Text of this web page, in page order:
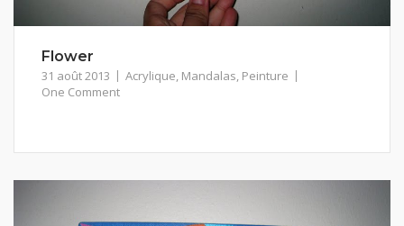
Flower
31 août 2013 Acrylique Mandalas Peinture
One Comment